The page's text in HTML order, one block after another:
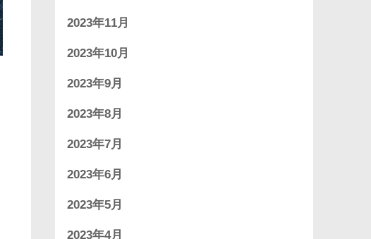
2023年11月
2023年10月
2023年9月
2023年8月
2023年7月
2023年6月
2023年5月
2023年4月